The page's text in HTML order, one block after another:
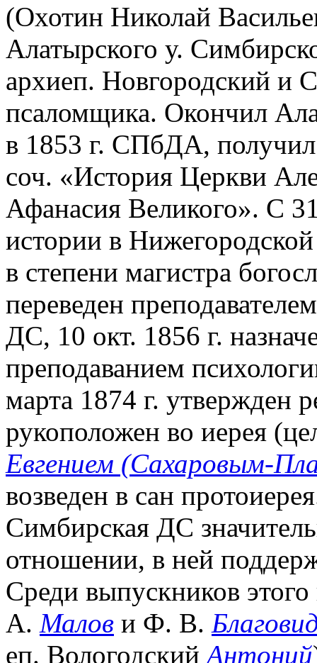
(Охотин Николай
Алатырского у.
архиеп. Новгородский и
псаломщика. Окончил
в 1853 г. СПбДА, получил
соч. «История Церкви
Афанасия Великого». С
истории в
в степени магистра
переведен
ДС, 10 окт. 1856 г.
преподаванием
марта 1874 г. утвержден
рукоположен во иерея
Евгением (Сахаровым-
возведен в сан
Симбирская ДС
отношении, в ней
Среди выпускников
А. Малов и Ф. В.
еп. ВологодскийАнтоний